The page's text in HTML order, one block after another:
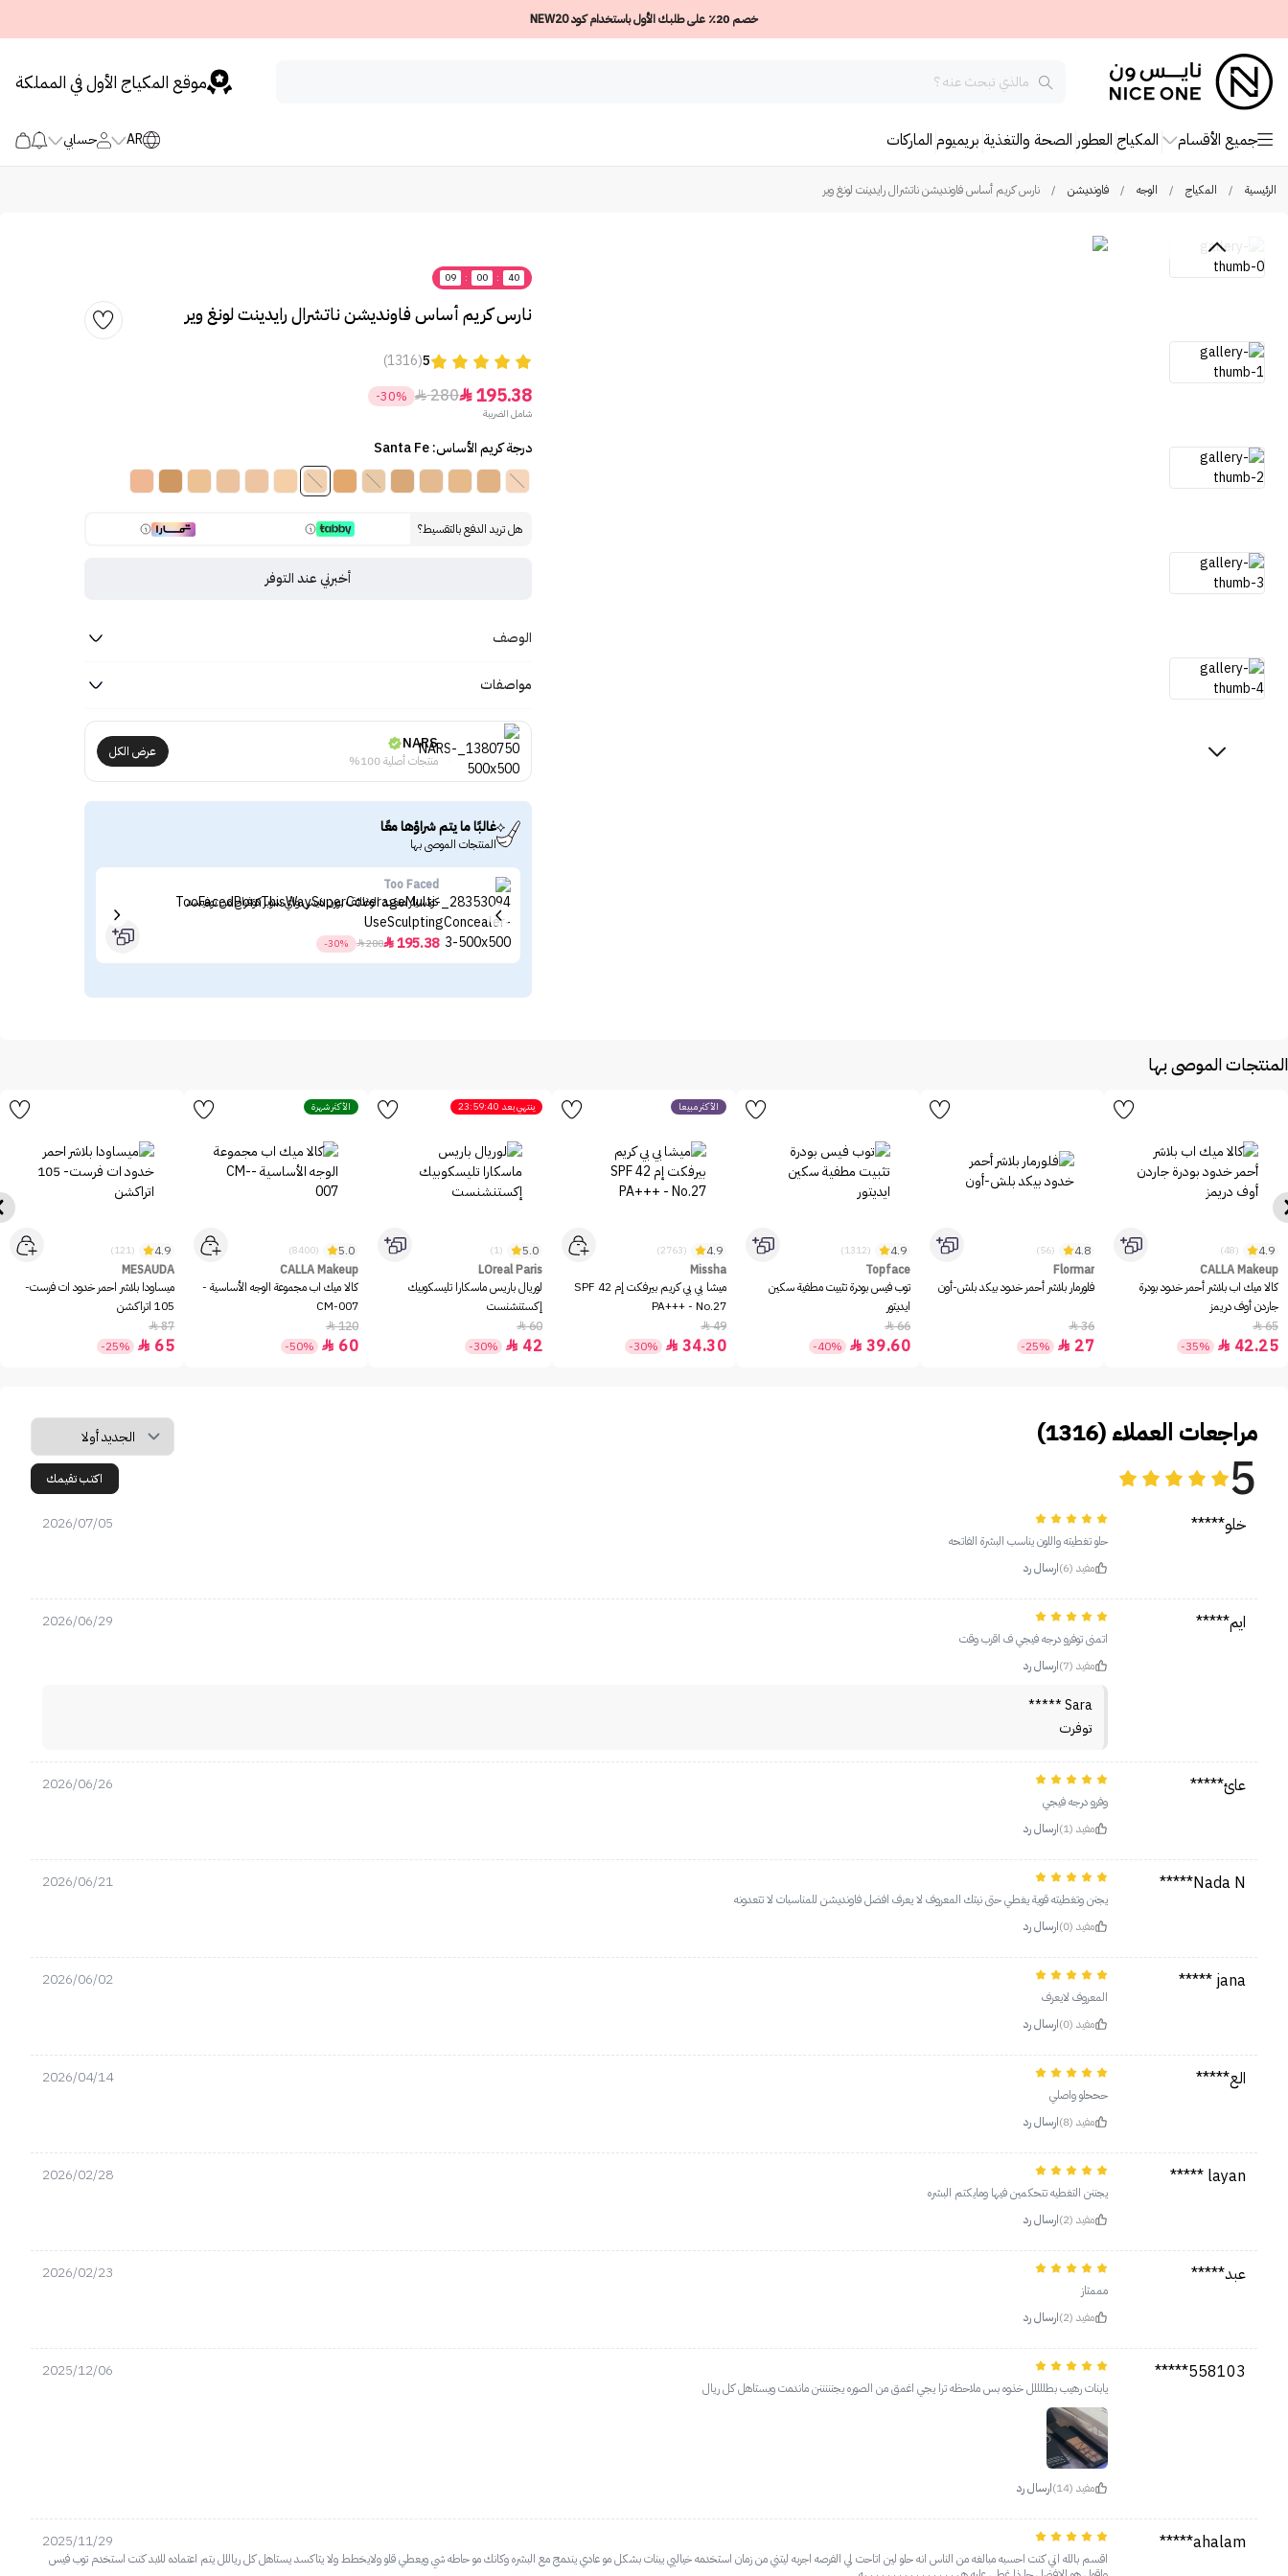
خصم 20٪ على طلبك الأول باستخدام كود NEW20
موقع المكياج الأول في المملكة
جميع الأقسام المكياج العطور الصحة والتغذية بريميوم الماركات AR حسابي
الرئيسية / المكياج / الوجه / فاونديشن / نارس كريم أساس فاونديشن ناتشرال رايدينت لونغ وير
09 : 00 : 40
نارس كريم أساس فاونديشن ناتشرال رايدينت لونغ وير
5
(1316)
195.38

280

-30%
شامل الضريبة
درجة كريم الأساس: Santa Fe
هل تريد الدفع بالتقسيط؟
أخبرني عند التوفر
الوصف
مواصفات
NARS
منتجات أصلية 100%
عرض الكل
غالبًا ما يتم شراؤها معًا
المنتجات الموصى بها
Too Faced
كونسيلر متعدد الوظائف بورن ذيس واي سوبر كوفراج من توفيسد
195.38

280

-30%
المنتجات الموصى بها
4.9
(48)
CALLA Makeup
كالا ميك اب بلاشر أحمر خدود بودرة
جاردن أوف دريمز
65

42.25

-35%
4.8
(56)
Flormar
فلورمار بلاشر أحمر خدود بيكد بلش-أون
36

27

-25%
4.9
(1312)
Topface
توب فيس بودرة تثبيت مطفية سكين
ايديتور
66

39.60

-40%
الأكثر مبيعاً
4.9
(2763)
Missha
ميشا بي بي كريم بيرفكت إم SPF 42
PA+++ - No.27
49

34.30

-30%
ينتهي بعد 23:59:40
5.0
(1)
LOreal Paris
لوريال باريس ماسكارا تليسكوبيك
إكستنشنست
60

42

-30%
الأكثر شهرة
5.0
(8400)
CALLA Makeup
كالا ميك اب مجموعة الوجه الأساسية -
CM-007
120

60

-50%
4.9
(121)
MESAUDA
ميساودا بلاشر احمر خدود ات فرست-
105 اتراكشن
87

65

-25%
مراجعات العملاء (1316)
5 اكتب تقيمك
خلو***** 2026/07/05
حلو تغطيته واللون يناسب البشرة الفاتحه
مفيد (6)
ارسال رد
ايم***** 2026/06/29
اتمنى توفرو درجه فيجي ف اقرب وقت
مفيد (7)
ارسال رد
Sara *****
توفرت
عائ***** 2026/06/26
وفرو درجه فيجي
مفيد (1)
ارسال رد
Nada N*****
2026/06/21
يجنن وتغطيته قوية يغطي حتى نيتك المعروف لا يعرف افضل فاونديشن للمناسبات لا تتعدونه
مفيد (0)
ارسال رد
jana *****
2026/06/02
المعروف لايعرف
مفيد (0)
ارسال رد
الع***** 2026/04/14
حححلو واصلي
مفيد (8)
ارسال رد
layan *****
2026/02/28
يجننن التغطيه تتحكمين فيها ومايكتم البشره
مفيد (2)
ارسال رد
عبد***** 2026/02/23
مممتاز
مفيد (2)
ارسال رد
558103*****
2025/12/06
يابنات رهيب بطللللل خذوه بس ملاحظه ترا يجي اغمق من الصوره يجنننننن ماندمت ويستاهل كل ريال
مفيد (14) ارسال رد
ahalam*****
2025/11/29
اقسم بالله اني كنت احسبه مبالغه من الناس انه حلو لين اتاحت لي الفرصه اجربه ليتني من زمان استخدمه خياليي يبنات بشكل مو عادي يندمج مع البشره وكانك مو حاطه شي ويعطي قلو ولايخطط ولا يتاكسد يستاهل كل رياللل يتم اعتماده للابد كنت استخدم توب فيس